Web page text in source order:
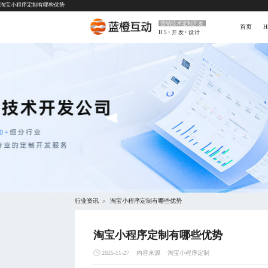
淘宝小程序定制有哪些优势
营销技术定制开发
H5+开发+设计
首页
行业资讯 > 淘宝小程序定制有哪些优势
淘宝小程序定制有哪些优势
2025-11-27 内容来源 淘宝小程序定制